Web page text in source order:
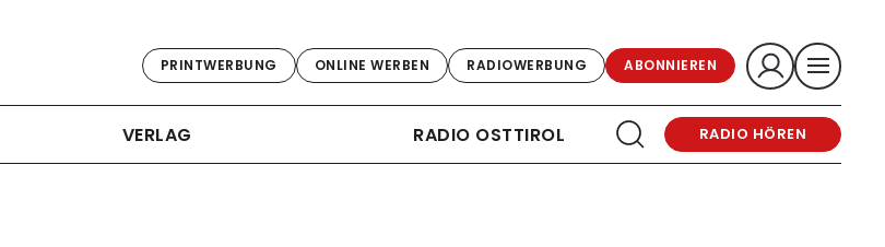
PRINTWERBUNG ONLINE WERBEN RADIOWERBUNG ABONNIEREN
VERLAG RADIO OSTTIROL RADIO HÖREN